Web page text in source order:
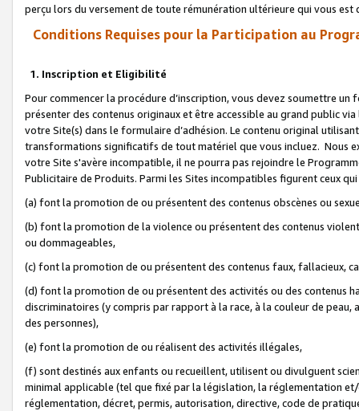
perçu lors du versement de toute rémunération ultérieure qui vous est
Conditions Requises pour la Participation au
1. Inscription et Eligibilité
Pour commencer la procédure d’inscription, vous devez soumettre
présenter des contenus originaux et être accessible au grand public
votre Site(s) dans le formulaire d’adhésion. Le contenu original
transformations significatifs de tout matériel que vous incluez. Nous
votre Site s'avère incompatible, il ne pourra pas rejoindre le
Publicitaire de Produits. Parmi les Sites incompatibles figurent ceux
(a) font la promotion de ou présentent des contenus obscènes ou
(b) font la promotion de la violence ou présentent des contenus
ou dommageables,
(c) font la promotion de ou présentent des contenus faux, fallacieux,
(d) font la promotion de ou présentent des activités ou des contenus
discriminatoires (y compris par rapport à la race, à la couleur de
des personnes),
(e) font la promotion de ou réalisent des activités illégales,
(f) sont destinés aux enfants ou recueillent, utilisent ou divulguent
minimal applicable (tel que fixé par la législation, la réglementation
réglementation, décret, permis, autorisation, directive, code de